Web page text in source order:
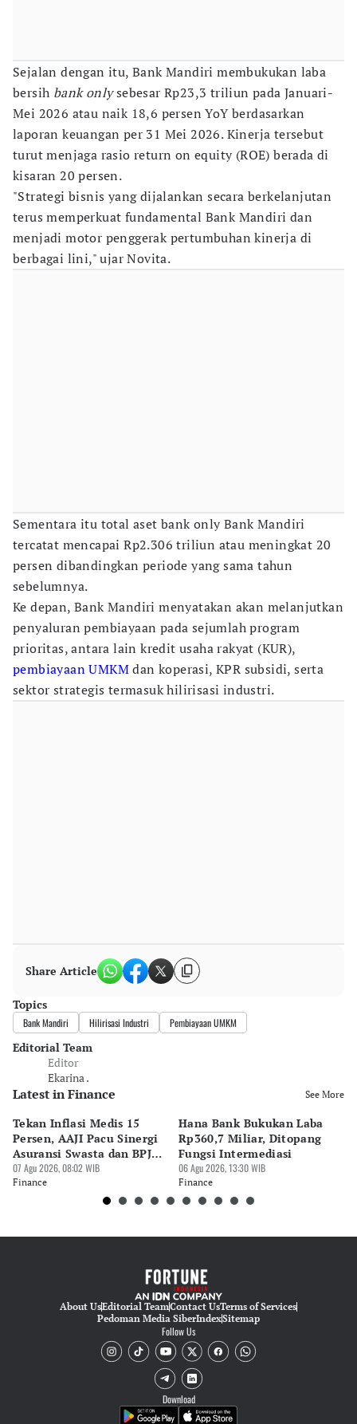
Sejalan dengan itu, Bank Mandiri membukukan laba
bersih bank onlysebesar Rp23,3 triliun pada Januari-
Mei 2026 atau naik 18,6 persen YoY berdasarkan
laporan keuangan per 31 Mei 2026. Kinerja tersebut
turut menjaga rasio return on equity (ROE) berada di
kisaran 20 persen.
"Strategi bisnis yang dijalankan secara berkelanjutan
terus memperkuat fundamental Bank Mandiri dan
menjadi motor penggerak pertumbuhan kinerja di
berbagai lini," ujar Novita.
Sementara itu total aset bank only Bank Mandiri
tercatat mencapai Rp2.306 triliun atau meningkat 20
persen dibandingkan periode yang sama tahun
sebelumnya.
Ke depan, Bank Mandiri menyatakan akan melanjutkan
penyaluran pembiayaan pada sejumlah program
prioritas, antara lain kredit usaha rakyat (KUR),
pembiayaan UMKMdan koperasi, KPR subsidi, serta
sektor strategis termasuk hilirisasi industri.
Share Article
Topics
Bank Mandiri Hilirisasi Industri Pembiayaan UMKM
Editorial Team
Editor
Ekarina .
Latest in Finance See More
Tekan Inflasi Medis 15
Persen, AAJI Pacu Sinergi
Asuransi Swasta dan BPJS
Kesehatan
07 Agu 2026, 08:02 WIB
Finance
Hana Bank Bukukan Laba
Rp360,7 Miliar, Ditopang
Fungsi Intermediasi
06 Agu 2026, 13:30 WIB
Finance
About UsEditorial TeamContact UsTerms of Services
Pedoman Media SiberIndexSitemap
Follow Us
Download